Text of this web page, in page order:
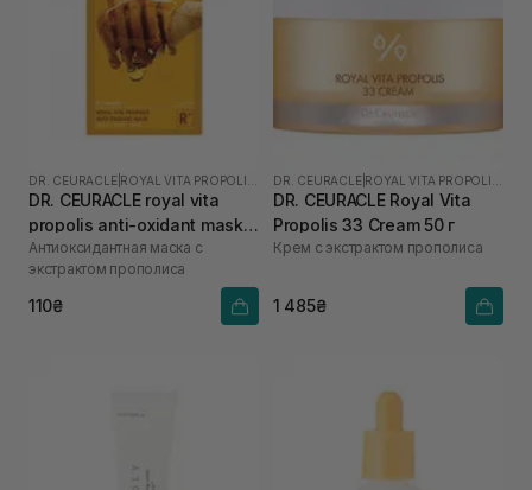
DR. CEURACLE
DR. CEURACLE royal vita
propolis anti-oxidant mask 1
шт
Антиоксидантная маска с
экстрактом прополиса
110₴
DR. CEURACLE
DR. CEURACLE Royal Vita
Propolis 33 Cream 50 г
Крем с экстрактом прополиса
1 485₴